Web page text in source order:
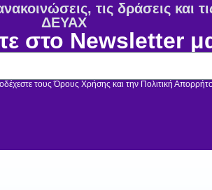
τις δράσεις και
ΔΕΥΑΧ
στο Newsletter
τους Όρους Χρήσης και την Πολιτική